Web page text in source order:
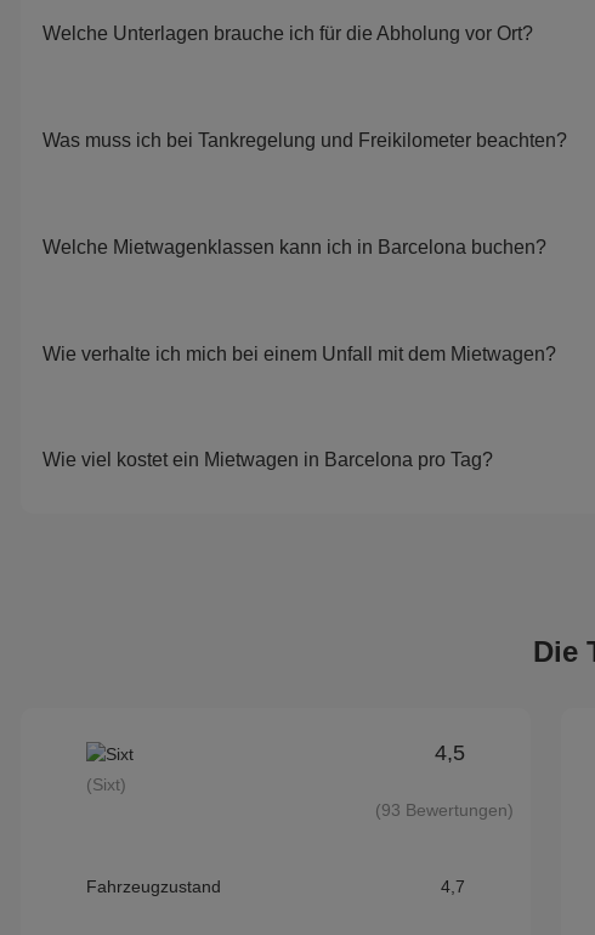
Welche Unterlagen brauche ich für die Abholung vor Ort?
Was muss ich bei Tankregelung und Freikilometer beachten?
Welche Mietwagenklassen kann ich in Barcelona buchen?
Wie verhalte ich mich bei einem Unfall mit dem Mietwagen?
Wie viel kostet ein Mietwagen in Barcelona pro Tag?
Die
(Sixt)
4,5
(93 Bewertungen)
Fahrzeugzustand 4,7